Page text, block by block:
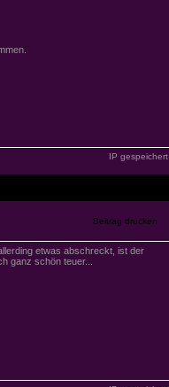
IP gespeichert
etwas abschreckt, ist der
ganz schön teuer...